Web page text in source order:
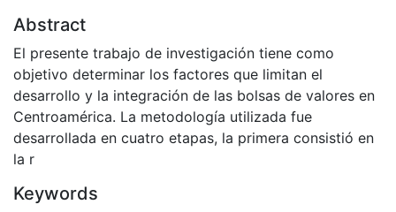
Abstract
El presente trabajo de investigación tiene como
objetivo determinar los factores que limitan el
desarrollo y la integración de las bolsas de valores en
Centroamérica. La metodología utilizada fue
desarrollada en cuatro etapas, la primera consistió en
la r
Keywords